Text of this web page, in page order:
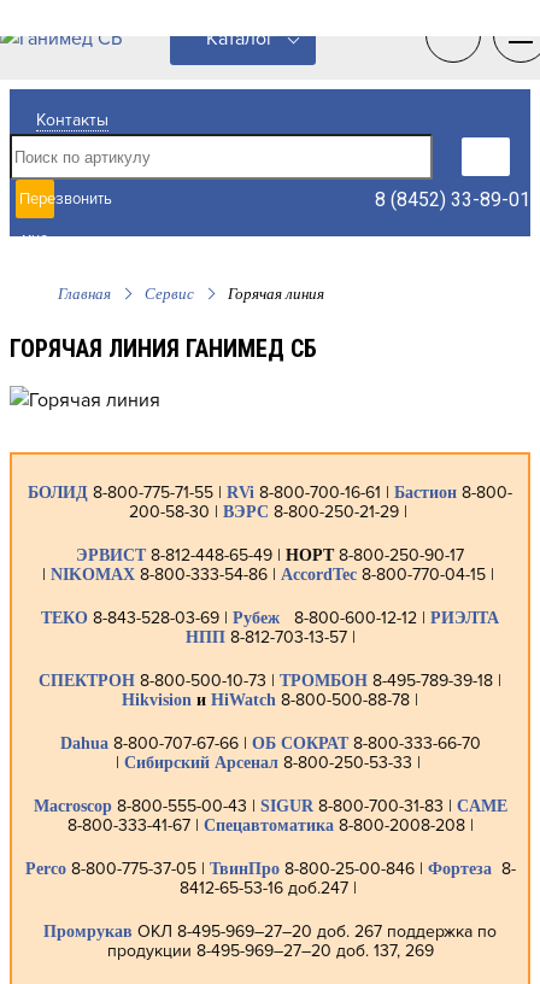
Контакты
Перезвонить
мне
8 (8452) 33-89-01
Каталог
Главная Сервис Горячая линия
ГОРЯЧАЯ ЛИНИЯ ГАНИМЕД СБ
БОЛИД 8-800-775-71-55 | RVi 8-800-700-16-61 | Бастион 8-800-
200-58-30 | ВЭРС 8-800-250-21-29 |
ЭРВИСТ8-812-448-65-49 | НОРТ8-800-250-90-17
| NIKOMAX 8-800-333-54-86 | AccordTec8-800-770-04-15 |
ТЕКО 8-843-528-03-69 | Рубеж 8-800-600-12-12 | РИЭЛТА
НПП 8-812-703-13-57 |
СПЕКТРОН 8-800-500-10-73 | ТРОМБОН 8-495-789-39-18 |
Hikvision и HiWatch 8-800-500-88-78 |
Dahua8-800-707-67-66 | ОБ СОКРАТ8-800-333-66-70
| Сибирский Арсенал8-800-250-53-33 |
Macroscop8-800-555-00-43 | SIGUR8-800-700-31-83 | CAME
8-800-333-41-67 | Спецавтоматика8-800-2008-208 |
Perco 8-800-775-37-05 | ТвинПро8-800-25-00-846 | Фортеза 8-
8412-65-53-16 доб.247 |
Промрукав ОКЛ 8-495-969–27–20 доб. 267 поддержка по
продукции 8-495-969–27–20 доб. 137, 269